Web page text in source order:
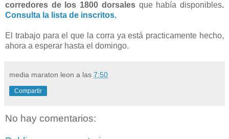
corredores de los 1800 dorsalesque había disponibles.
Consulta la lista de inscritos.
El trabajo para el que la corra ya está practicamente hecho,
ahora a esperar hasta el domingo.
media maraton leon a las 7:50
Compartir
No hay comentarios: